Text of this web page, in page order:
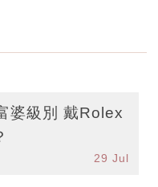
婆級別 戴Rolex
29 Jul